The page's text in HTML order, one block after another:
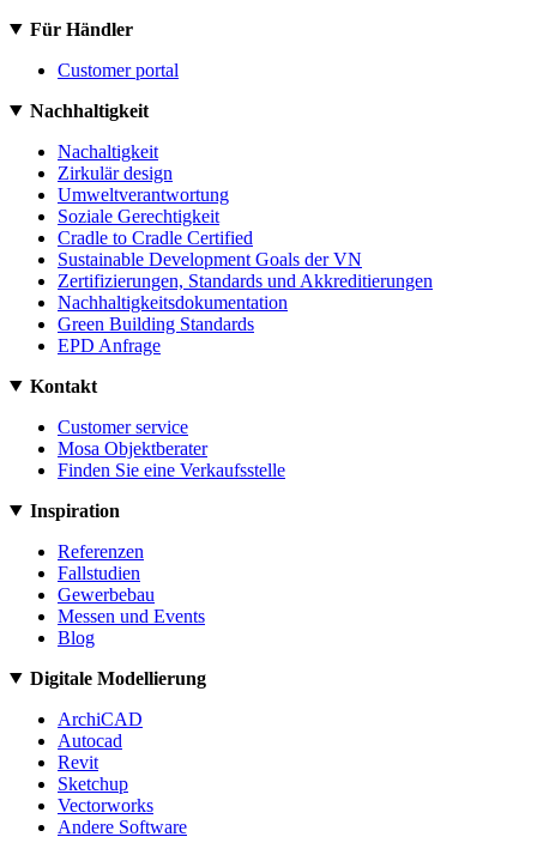
Für Händler
Customer portal
Nachhaltigkeit
Nachaltigkeit
Zirkulär design
Umweltverantwortung
Soziale Gerechtigkeit
Cradle to Cradle Certified
Sustainable Development Goals der VN
Zertifizierungen, Standards und Akkreditierungen
Nachhaltigkeitsdokumentation
Green Building Standards
EPD Anfrage
Kontakt
Customer service
Mosa Objektberater
Finden Sie eine Verkaufsstelle
Inspiration
Referenzen
Fallstudien
Gewerbebau
Messen und Events
Blog
Digitale Modellierung
ArchiCAD
Autocad
Revit
Sketchup
Vectorworks
Andere Software